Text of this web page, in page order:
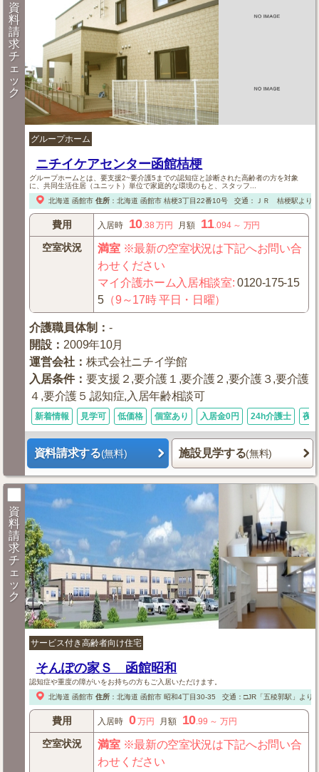
資
料
請
求
チ
ェ
ッ
ク
グループホーム
ニチイケアセンター函館桔梗
グループホームとは、要支援2~要介護5までの認知症と診断された高齢者の方を対象
に、共同生活住居（ユニット）単位で家庭的な環境のもと、スタッフ...
北海道 函館市 住所： 北海道 函館市桔梗3丁目22番10号 交通：ＪＲ 桔梗駅より
費用 入居時 10.38 万円 月額 11.094～ 万円
空室状況 満室※最新の空室状況は下記へお問い合
わせください
マイ介護ホーム入居相談室:0120-175-15
5 （9～17時 平日・日曜）
介護職員体制 ：-
開設 ： 2009年10月
運営会社 ：株式会社ニチイ学館
入居条件：要支援２,要介護１,要介護２,要介護３,要介護
４,要介護５,認知症,入居年齢相談可
新着情報 見学可 低価格 個室あり 入居金0円 24h介護士 夜
資料請求する(無料) 施設見学する(無料)
資
料
請
求
チ
ェ
ッ
ク
サービス付き高齢者向け住宅
そんぽの家Ｓ 函館昭和
認知症や重度の障がいをお持ちの方もご入居いただけます。
北海道 函館市 住所： 北海道 函館市昭和4丁目30-35 交通：□JR「五稜郭駅」より
費用 入居時 0万円 月額 10.99 ～ 万円
空室状況 満室※最新の空室状況は下記へお問い合
わせください